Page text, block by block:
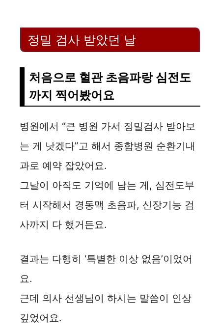
정밀 검사 받았던 날
처음으로 혈관 초음파랑 심전도
까지 찍어봤어요
병원에서 “큰 병원 가서 정밀검사 받아보
는 게 낫겠다”고 해서 종합병원 순환기내
과로 예약 잡았어요.
그날이 아직도 기억에 남는 게, 심전도부
터 시작해서 경동맥 초음파, 신장기능 검
사까지 다 했거든요.
결과는 다행히 ‘특별한 이상 없음’이었어
요.
근데 의사 선생님이 하시는 말씀이 인상
깊었어요.